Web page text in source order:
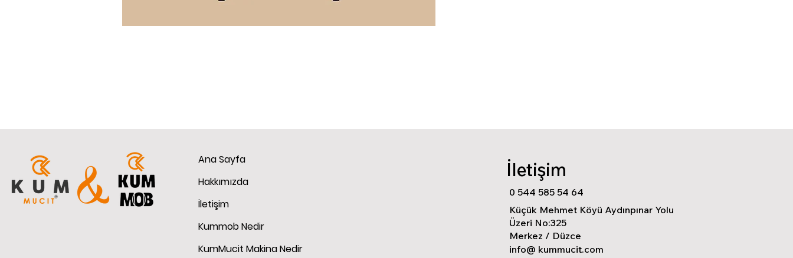
Ana Sayfa
Hakkımızda
İletişim
Kummob Nedir
KumMucit Makina Nedir
İletişim
0 544 585 54 64
Küçük Mehmet Köyü Aydınpınar Yolu
Üzeri No:325
Merkez / Düzce
info@ kummucit.com